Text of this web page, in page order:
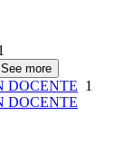
See more
DOCENTE 1
DOCENTE